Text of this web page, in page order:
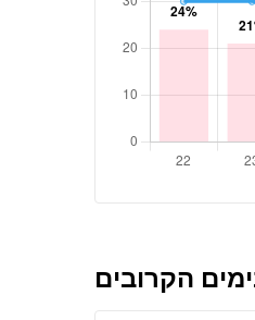
הקרובים